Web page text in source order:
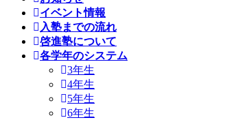
イベント情報
入塾までの流れ
啓進塾について
各学年のシステム
3年生
4年生
5年生
6年生